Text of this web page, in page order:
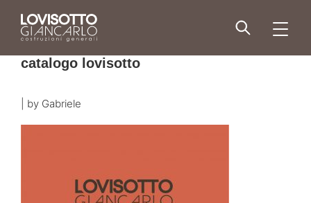
content
catalogo lovisotto
by Gabriele